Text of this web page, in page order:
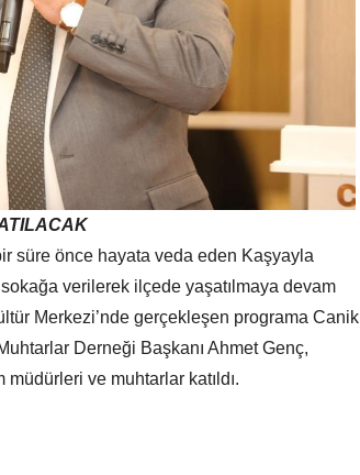
süre önce hayata veda eden Kaşyayla
sokağa verilerek ilçede yaşatılmaya devam
Merkezi’nde gerçekleşen programa Canik
Derneği Başkanı Ahmet Genç,
müdürleri ve muhtarlar katıldı.